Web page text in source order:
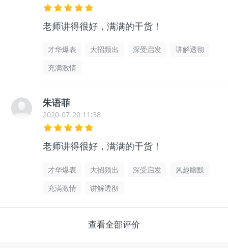
老师讲得很好，满满的干货！
才华爆表 大招频出 深受启发
讲解透彻
充满激情
朱语菲
2020-07-20 11:38
老师讲得很好，满满的干货！
才华爆表 大招频出 深受启发
风趣幽默
充满激情
讲解透彻
查看全部评价